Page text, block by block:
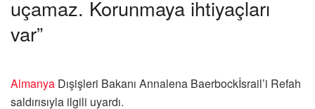
uçamaz. Korunmaya ihtiyaçları
var”
Almanya Dışişleri Bakanı Annalena Baerbockİsrail’i Refah
saldırısıyla ilgili uyardı.